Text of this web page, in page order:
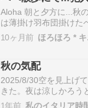
Aloha 朝と夕方に...秋
は薄掛け羽布団掛けた
に庭に出たべべたん、
女が発見したのは芝
いつの間にやら根を伸
10ヶ月前 ほろほろ *
秋の気配
2025/8/30空を見上げ
きた。夜は涼しかろう
29度だった。同じト
1年前 私のイタリア時